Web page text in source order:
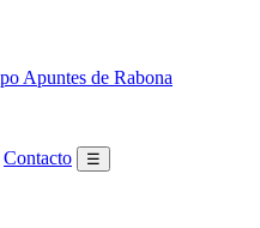
Contacto ☰